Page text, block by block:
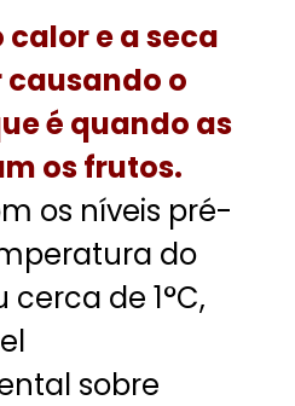
calor e a seca
o
é quando as
os frutos.
os níveis pré-
do
de 1°C,
sobre